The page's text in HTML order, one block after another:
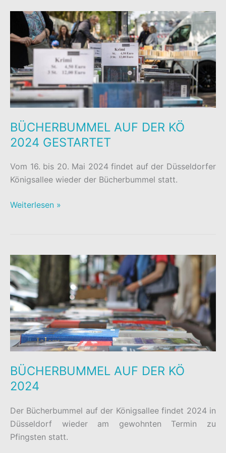
2025
BÜCHERBUMMEL AUF DER KÖ
2024 GESTARTET
Vom 16. bis 20. Mai 2024 findet auf der Düsseldorfer
Königsallee wieder der Bücherbummel statt.
BÜCHERBUMMEL
2024
GESTARTET
Weiterlesen »
BÜCHERBUMMEL AUF DER KÖ
2024
Der Bücherbummel auf der Königsallee findet 2024 in
Düsseldorf wieder am gewohnten Termin zu
Pfingsten statt.